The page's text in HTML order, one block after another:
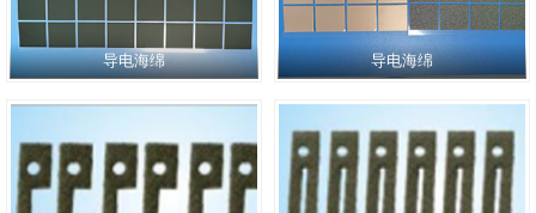
导电海绵 导电海绵